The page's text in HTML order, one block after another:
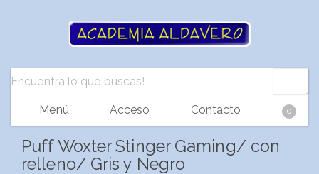
Menú Acceso Contacto 0
Puff Woxter Stinger Gaming/ con
relleno/ Gris y Negro